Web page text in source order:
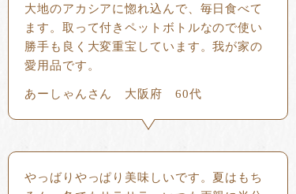
大地のアカシアに惚れ込んで、毎日食べて
ます。取って付きペットボトルなので使い
勝手も良く大変重宝しています。我が家の
愛用品です。
あーしゃんさん 大阪府 60代
やっばりやっぱり美味しいです。夏はもち